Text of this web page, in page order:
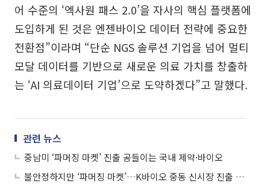
어 수준의 ‘엑사원 패스 2.0’을 자사의 핵심 플랫폼에
도입하게 된 것은 엔젠바이오 데이터 전략에 중요한
전환점”이라며 “단순 NGS 솔루션 기업을 넘어 멀티
모달 데이터를 기반으로 새로운 의료 가치를 창출하
는 ‘AI 의료데이터 기업’으로 도약하겠다”고 말했다.
관련 뉴스
중남미 ‘파머징 마켓’ 진출 공들이는 국내 제약·바이오
불안정하지만 ‘파머징 마켓’…K바이오 중동 신시장 진출 속속